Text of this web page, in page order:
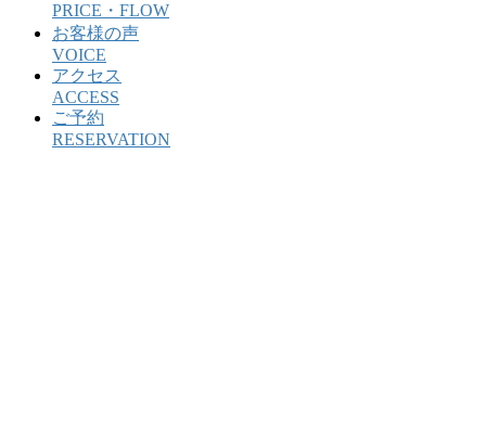
PRICE・FLOW
お客様の声
VOICE
アクセス
ACCESS
ご予約
RESERVATION